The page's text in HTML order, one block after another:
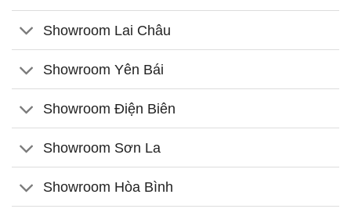
Showroom Lai Châu
Showroom Yên Bái
Showroom Điện Biên
Showroom Sơn La
Showroom Hòa Bình